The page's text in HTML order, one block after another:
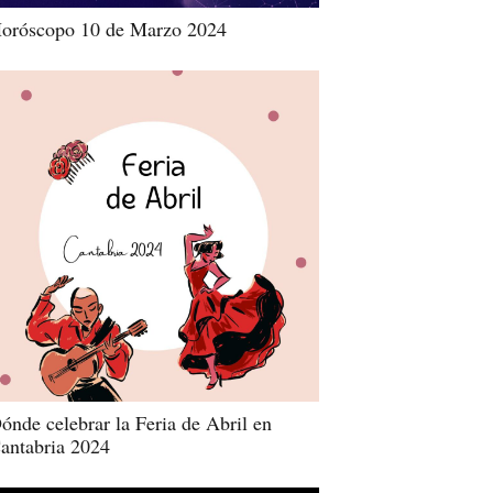
10 de Marzo 2024
celebrar la Feria de Abril en
2024